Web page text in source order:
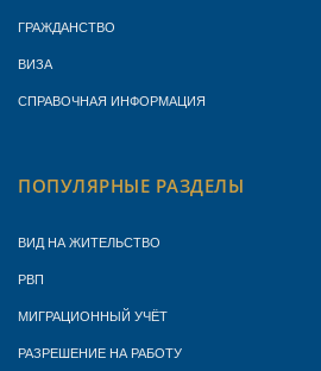
ГРАЖДАНСТВО
ВИЗА
СПРАВОЧНАЯ ИНФОРМАЦИЯ
ПОПУЛЯРНЫЕ РАЗДЕЛЫ
ВИД НА ЖИТЕЛЬСТВО
РВП
МИГРАЦИОННЫЙ УЧЁТ
РАЗРЕШЕНИЕ НА РАБОТУ